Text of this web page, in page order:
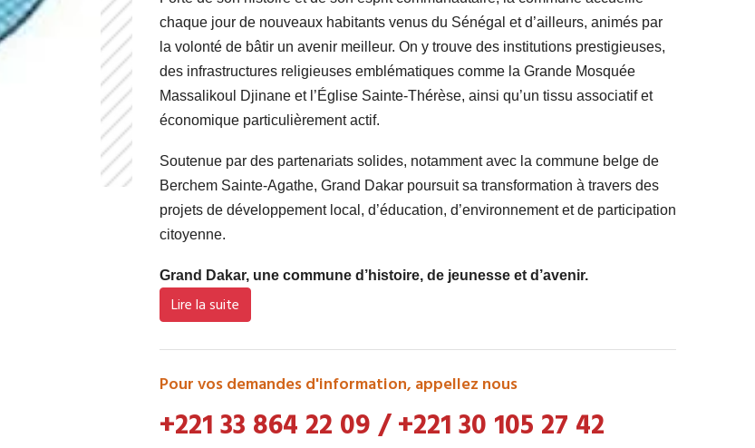
chaque jour de nouveaux habitants venus du Sénégal et d’ailleurs, animés par
la volonté de bâtir un avenir meilleur. On y trouve des institutions prestigieuses,
des infrastructures religieuses emblématiques comme la Grande Mosquée
Massalikoul Djinane et l’Église Sainte-Thérèse, ainsi qu’un tissu associatif et
économique particulièrement actif.
Soutenue par des partenariats solides, notamment avec la commune belge de
Berchem Sainte-Agathe, Grand Dakar poursuit sa transformation à travers des
projets de développement local, d’éducation, d’environnement et de participation
citoyenne.
Grand Dakar, une commune d’histoire, de jeunesse et d’avenir.
Lire la suite
Pour vos demandes d'information, appellez nous
+221 33 864 22 09/+221 30 105 27 42